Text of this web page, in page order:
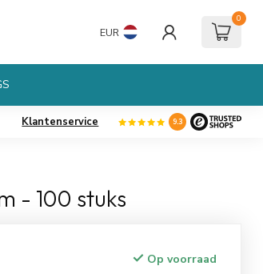
EUR
0
Klantenservice 9.3
- 100 stuks
Op voorraad